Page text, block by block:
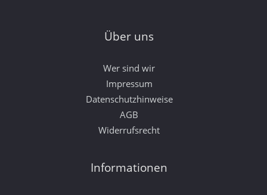
Über uns
Wer sind wir
Impressum
Datenschutzhinweise
AGB
Widerrufsrecht
Informationen